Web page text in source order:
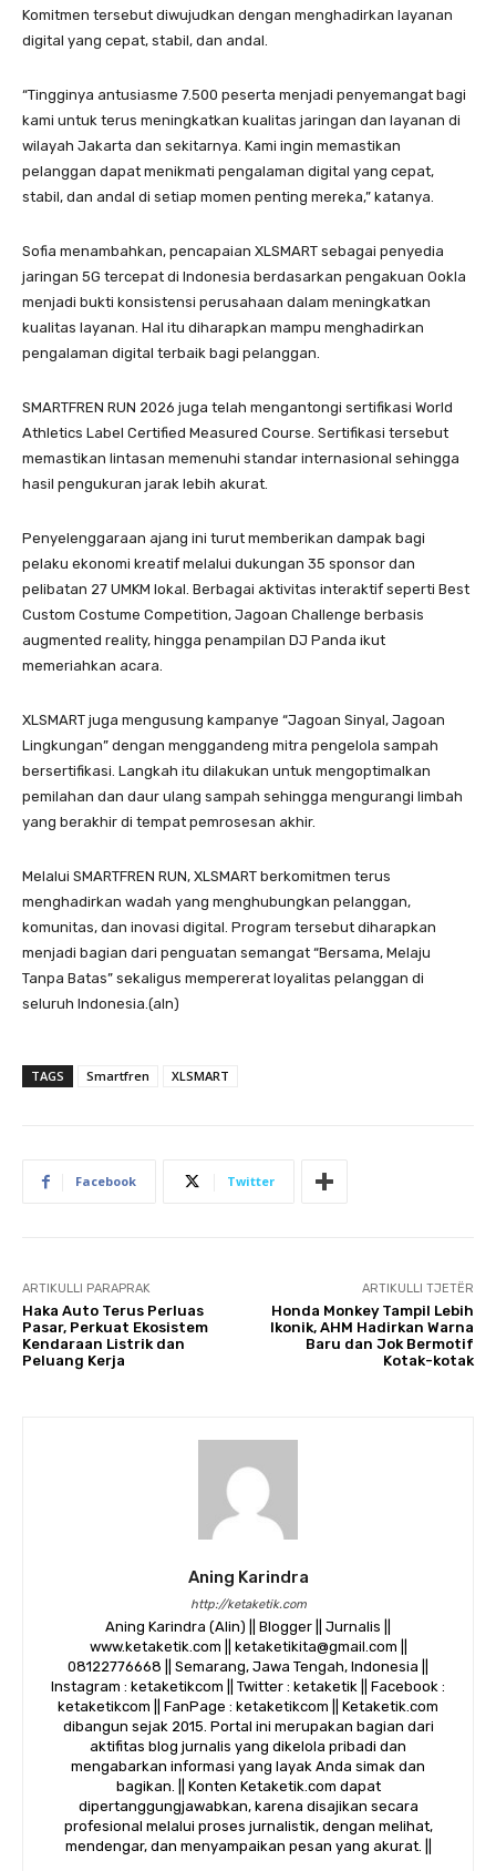
Komitmen tersebut diwujudkan dengan menghadirkan layanan
digital yang cepat, stabil, dan andal.
“Tingginya antusiasme 7.500 peserta menjadi penyemangat bagi
kami untuk terus meningkatkan kualitas jaringan dan layanan di
wilayah Jakarta dan sekitarnya. Kami ingin memastikan
pelanggan dapat menikmati pengalaman digital yang cepat,
stabil, dan andal di setiap momen penting mereka,” katanya.
Sofia menambahkan, pencapaian XLSMART sebagai penyedia
jaringan 5G tercepat di Indonesia berdasarkan pengakuan Ookla
menjadi bukti konsistensi perusahaan dalam meningkatkan
kualitas layanan. Hal itu diharapkan mampu menghadirkan
pengalaman digital terbaik bagi pelanggan.
SMARTFREN RUN 2026 juga telah mengantongi sertifikasi World
Athletics Label Certified Measured Course. Sertifikasi tersebut
memastikan lintasan memenuhi standar internasional sehingga
hasil pengukuran jarak lebih akurat.
Penyelenggaraan ajang ini turut memberikan dampak bagi
pelaku ekonomi kreatif melalui dukungan 35 sponsor dan
pelibatan 27 UMKM lokal. Berbagai aktivitas interaktif seperti Best
Custom Costume Competition, Jagoan Challenge berbasis
augmented reality, hingga penampilan DJ Panda ikut
memeriahkan acara.
XLSMART juga mengusung kampanye “Jagoan Sinyal, Jagoan
Lingkungan” dengan menggandeng mitra pengelola sampah
bersertifikasi. Langkah itu dilakukan untuk mengoptimalkan
pemilahan dan daur ulang sampah sehingga mengurangi limbah
yang berakhir di tempat pemrosesan akhir.
Melalui SMARTFREN RUN, XLSMART berkomitmen terus
menghadirkan wadah yang menghubungkan pelanggan,
komunitas, dan inovasi digital. Program tersebut diharapkan
menjadi bagian dari penguatan semangat “Bersama, Melaju
Tanpa Batas” sekaligus mempererat loyalitas pelanggan di
seluruh Indonesia.(aln)
TAGS Smartfren XLSMART
Facebook Twitter
ARTIKULLI PARAPRAK
Haka Auto Terus Perluas
Pasar, Perkuat Ekosistem
Kendaraan Listrik dan
Peluang Kerja
ARTIKULLI TJETËR
Honda Monkey Tampil Lebih
Ikonik, AHM Hadirkan Warna
Baru dan Jok Bermotif
Kotak-kotak
Aning Karindra
http://ketaketik.com
Aning Karindra (Alin) || Blogger || Jurnalis ||
www.ketaketik.com || ketaketikita@gmail.com ||
08122776668 || Semarang, Jawa Tengah, Indonesia ||
Instagram : ketaketikcom || Twitter : ketaketik || Facebook :
ketaketikcom || FanPage : ketaketikcom || Ketaketik.com
dibangun sejak 2015. Portal ini merupakan bagian dari
aktifitas blog jurnalis yang dikelola pribadi dan
mengabarkan informasi yang layak Anda simak dan
bagikan. || Konten Ketaketik.com dapat
dipertanggungjawabkan, karena disajikan secara
profesional melalui proses jurnalistik, dengan melihat,
mendengar, dan menyampaikan pesan yang akurat. ||